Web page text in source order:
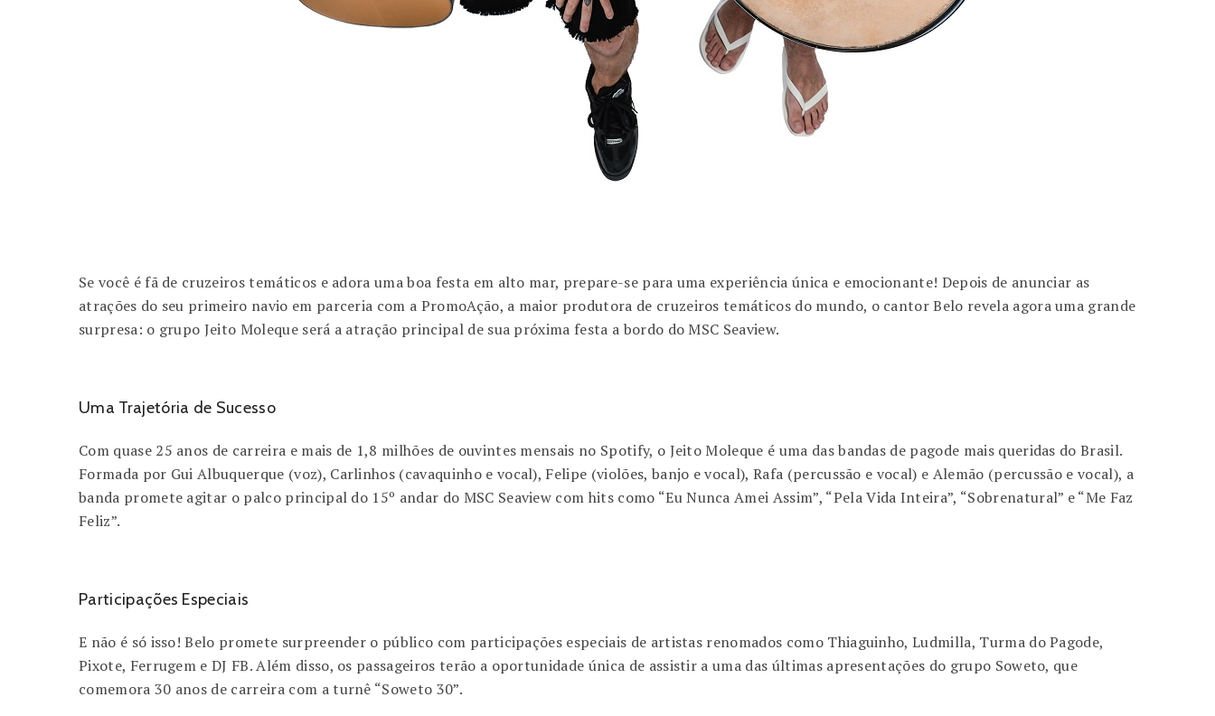
Se você é fã de cruzeiros temáticos e adora uma boa festa em alto mar, prepare-se para uma experiência única e emocionante! Depois de anunciar as
atrações do seu primeiro navio em parceria com a PromoAção, a maior produtora de cruzeiros temáticos do mundo, o cantor Belo revela agora uma grande
surpresa: o grupo Jeito Moleque será a atração principal de sua próxima festa a bordo do MSC Seaview.
Uma Trajetória de Sucesso
Com quase 25 anos de carreira e mais de 1,8 milhões de ouvintes mensais no Spotify, o Jeito Moleque é uma das bandas de pagode mais queridas do Brasil.
Formada por Gui Albuquerque (voz), Carlinhos (cavaquinho e vocal), Felipe (violões, banjo e vocal), Rafa (percussão e vocal) e Alemão (percussão e vocal), a
banda promete agitar o palco principal do 15º andar do MSC Seaview com hits como “Eu Nunca Amei Assim”, “Pela Vida Inteira”, “Sobrenatural” e “Me Faz
Feliz”.
Participações Especiais
E não é só isso! Belo promete surpreender o público com participações especiais de artistas renomados como Thiaguinho, Ludmilla, Turma do Pagode,
Pixote, Ferrugem e DJ FB. Além disso, os passageiros terão a oportunidade única de assistir a uma das últimas apresentações do grupo Soweto, que
comemora 30 anos de carreira com a turnê “Soweto 30”.